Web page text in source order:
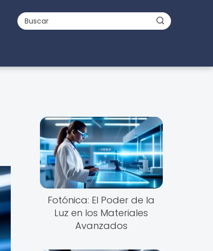
Fotónica: El Poder de la
Luz en los Materiales
Avanzados